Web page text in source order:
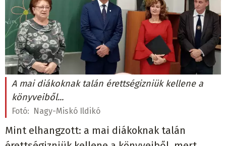
A mai diákoknak talán érettségizniük kellene a
könyveiből...
Fotó: Nagy-Miskó Ildikó
Mint elhangzott: a mai diákoknak talán